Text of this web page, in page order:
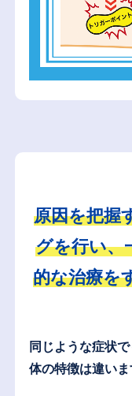
原因を把握
グを行い、
的な治療を
同じような症状
体の特徴は違いま